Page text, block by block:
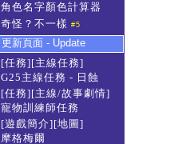
角色名字顏色計算器
奇怪？不一樣 #5
更新頁面 - Update
[任務][主線任務]
G25主線任務 - 日蝕
[任務][主線/故事劇情]
寵物訓練師任務
[遊戲簡介][地圖]
摩格梅爾